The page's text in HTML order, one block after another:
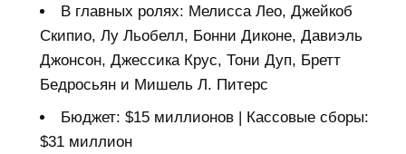
В главных ролях: Мелисса Лео, Джейкоб
Скипио, Лу Льобелл, Бонни Диконе, Давиэль
Джонсон, Джессика Крус, Тони Дуп, Бретт
Бедросьян и Мишель Л. Питерс
Бюджет: $15 миллионов | Кассовые сборы:
$31 миллион